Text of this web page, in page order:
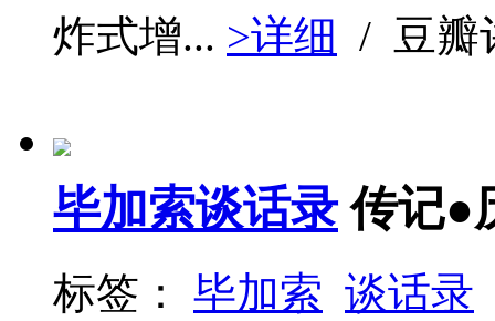
炸式增... >详细 / 豆瓣
毕加索谈话录 传记●
标签： 毕加索 谈话录